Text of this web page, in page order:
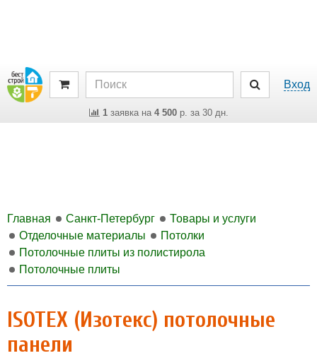
Вход
1заявка на 4 500р. за 30 дн.
Главная Санкт-Петербург
Товары и услуги
Отделочные материалы
Потолки
Потолочные плиты из полистирола
Потолочные плиты
ISOTEX (Изотекс) потолочные
панели